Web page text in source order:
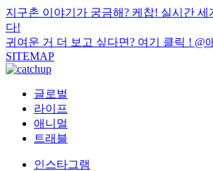
지구촌 이야기가 궁금해? 케찹! 실시간 세
다!
귀여운 거 더 보고 싶다면? 여기 클릭 ! @
SITEMAP
글로벌
라이프
애니멀
트래블
인스타그램